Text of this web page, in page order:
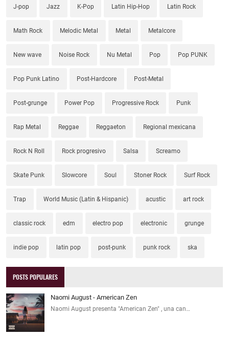
J-pop Jazz K-Pop Latin Hip-Hop Latin Rock
Math Rock Melodic Metal Metal Metalcore
New wave Noise Rock Nu Metal Pop Pop PUNK
Pop Punk Latino Post-Hardcore Post-Metal
Post-grunge Power Pop Progressive Rock Punk
Rap Metal Reggae Reggaeton Regional mexicana
Rock N Roll Rock progresivo Salsa Screamo
Skate Punk Slowcore Soul Stoner Rock Surf Rock
Trap World Music (Latin & Hispanic) acustic art rock
classic rock edm electro pop electronic grunge
indie pop latin pop post-punk punk rock ska
POSTS POPULARES
Naomi August - American Zen
Naomi August presenta "American Zen" , una can…